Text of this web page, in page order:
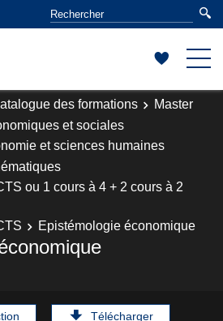
des formations
Master
et sociales
et sciences humaines
ou 1 cours à 4 + 2 cours à 2
Epistémologie économique
Télécharger